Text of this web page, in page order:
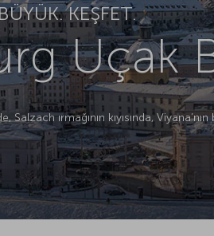
KEŞFET.
Uçak
Salzach ırmağının kıyısında,